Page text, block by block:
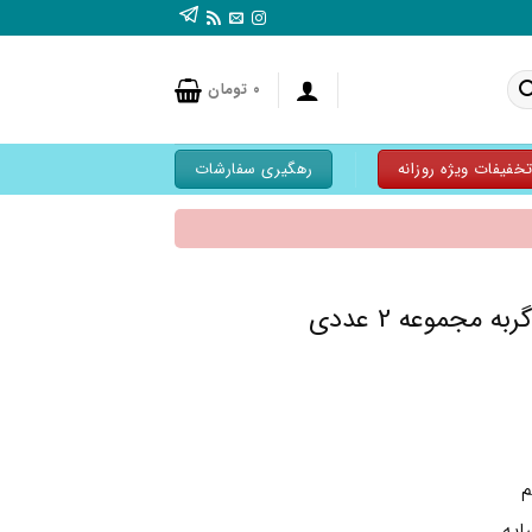
۰ تومان
تخفیفات ویژه روزانه رهگیری سفارشات
2 عددی